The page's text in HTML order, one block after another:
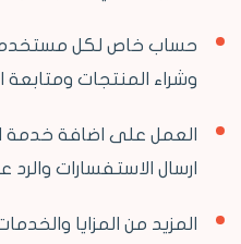
حساب خاص لكل مستخدم
وشراء المنتجات ومتابعة
العمل على اضافة خدمة
ارسال الاستفسارات والرد
المزيد من المزايا